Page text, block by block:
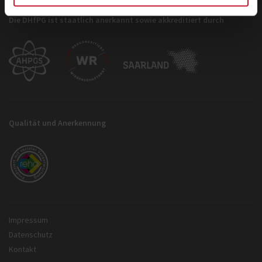
Die DHfPG ist staatlich anerkannt sowie akkreditiert durch
Qualität und Anerkennung
Impressum
Datenschutz
Kontakt